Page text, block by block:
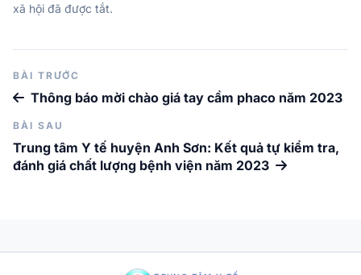
xã hội đã được tắt.
BÀI TRƯỚC
Thông báo mời chào giá tay cầm phaco năm 2023
BÀI SAU
Trung tâm Y tế huyện Anh Sơn: Kết quả tự kiểm tra,
đánh giá chất lượng bệnh viện năm 2023